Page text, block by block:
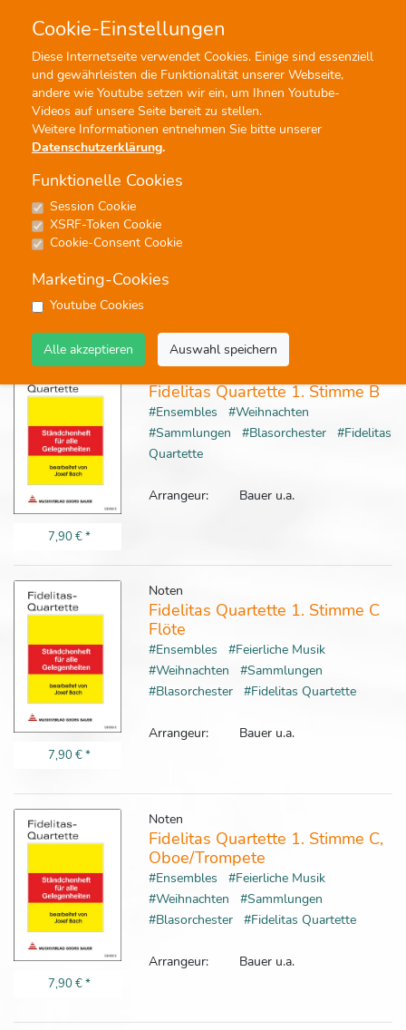
Cookie-Einstellungen
Diese Internetseite verwendet Cookies. Einige sind essenziell
und gewährleisten die Funktionalität unserer Webseite,
andere wie Youtube setzen wir ein, um Ihnen Youtube-
Videos auf unsere Seite bereit zu stellen.
Weitere Informationen entnehmen Sie bitte unserer
Datenschutzerklärung.
Funktionelle Cookies
Session Cookie
XSRF-Token Cookie
Cookie-Consent Cookie
Marketing-Cookies
Youtube Cookies
Alle akzeptieren Auswahl speichern
Menü Profisuche
Fidelitas Quartette
16 Ergebnisse - Seite 1 von 1 - Treffer 1 von 16
keine
7,90 €*
Noten
Fidelitas Quartette 1. Stimme B
#Ensembles
#Weihnachten
#Sammlungen
#Blasorchester
#Fidelitas
Quartette
Arrangeur: Bauer u.a.
7,90 €*
Noten
Fidelitas Quartette 1. Stimme C
Flöte
#Ensembles
#Feierliche Musik
#Weihnachten
#Sammlungen
#Blasorchester
#Fidelitas Quartette
Arrangeur: Bauer u.a.
7,90 €*
Noten
Fidelitas Quartette 1. Stimme C,
Oboe/Trompete
#Ensembles
#Feierliche Musik
#Weihnachten
#Sammlungen
#Blasorchester
#Fidelitas Quartette
Arrangeur: Bauer u.a.